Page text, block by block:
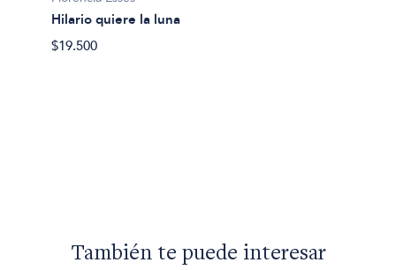
Hilario quiere la luna
$19.500
También te puede interesar